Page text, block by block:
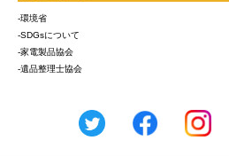
-環境省
-SDGsについて
-家電製品協会
-遺品整理士協会